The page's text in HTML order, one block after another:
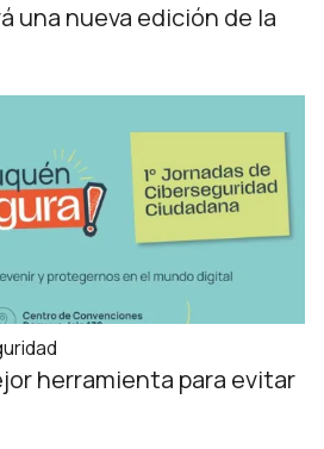
una nueva edición de la
herramienta para evitar